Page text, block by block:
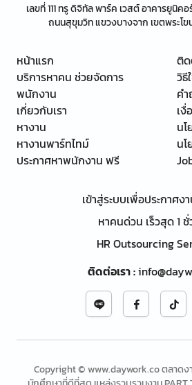
เลขที่ 111 ทรู ดิจิทัล พาร์ค เวสต์ อาคารยูนิค
ถนนสุขุมวิท แขวงบางจาก เขตพระโ
หน้าแรก
บริการหาคน ช่วยจัดการ
พนักงาน
เกี่ยวกับเรา
หางาน
หางานพาร์ทไทม์
ประกาศหาพนักงาน ฟรี
ติด
วิธี
ค
เ
น
น
เข้าสู่ระบบเพื่อประกาศง
หาคนด่วน เร็วสุด 1 ชั่
HR Outsourcing
ติดต่อเรา:
Copyright © www.daywork.co ตลาดง